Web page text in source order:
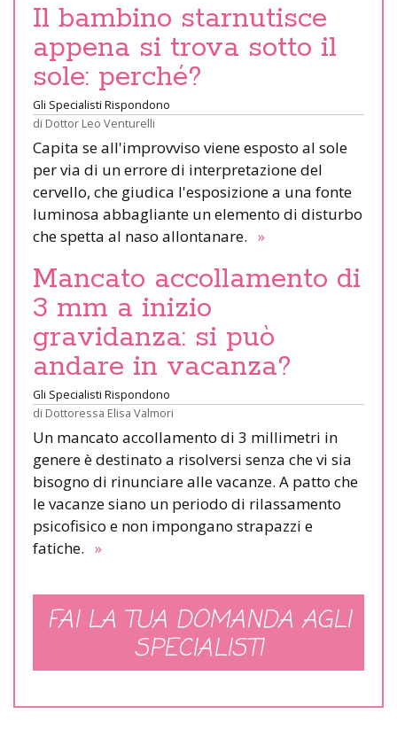
Il bambino starnutisce
appena si trova sotto il
sole: perché?
Gli Specialisti Rispondono
di Dottor Leo Venturelli
Capita se all'improvviso viene esposto al sole
per via di un errore di interpretazione del
cervello, che giudica l'esposizione a una fonte
luminosa abbagliante un elemento di disturbo
che spetta al naso allontanare. »
Mancato accollamento di
3 mm a inizio
gravidanza: si può
andare in vacanza?
Gli Specialisti Rispondono
di Dottoressa Elisa Valmori
Un mancato accollamento di 3 millimetri in
genere è destinato a risolversi senza che vi sia
bisogno di rinunciare alle vacanze. A patto che
le vacanze siano un periodo di rilassamento
psicofisico e non impongano strapazzi e
fatiche. »
FAI LA TUA DOMANDA AGLI
SPECIALISTI